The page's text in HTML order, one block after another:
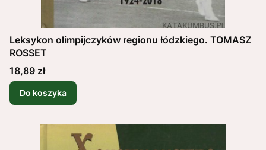
Leksykon olimpijczyków regionu łódzkiego. TOMASZ
ROSSET
Cena
18,89 zł
Do koszyka